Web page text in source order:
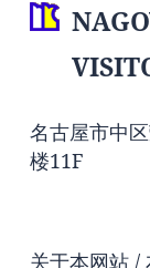
名古屋市中
楼11F
关于本网站